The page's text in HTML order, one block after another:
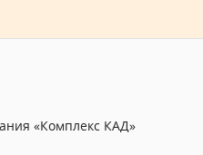
«Комплекс КАД»